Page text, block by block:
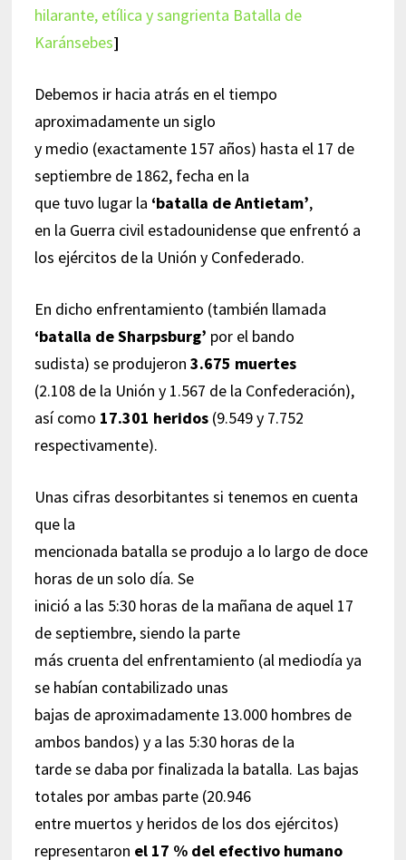
hilarante, etílica y sangrienta Batalla de
Karánsebes]
Debemos ir hacia atrás en el tiempo
aproximadamente un siglo
y medio (exactamente 157 años) hasta el 17 de
septiembre de 1862, fecha en la
que tuvo lugar la ‘batalla de Antietam’,
en la Guerra civil estadounidense que enfrentó a
los ejércitos de la Unión y Confederado.
En dicho enfrentamiento (también llamada
‘batalla de Sharpsburg’ por el bando
sudista) se produjeron 3.675 muertes
(2.108 de la Unión y 1.567 de la Confederación),
así como 17.301 heridos(9.549 y 7.752
respectivamente).
Unas cifras desorbitantes si tenemos en cuenta
que la
mencionada batalla se produjo a lo largo de doce
horas de un solo día. Se
inició a las 5:30 horas de la mañana de aquel 17
de septiembre, siendo la parte
más cruenta del enfrentamiento (al mediodía ya
se habían contabilizado unas
bajas de aproximadamente 13.000 hombres de
ambos bandos) y a las 5:30 horas de la
tarde se daba por finalizada la batalla. Las bajas
totales por ambas parte (20.946
entre muertos y heridos de los dos ejércitos)
representaron el 17 % del efectivo humano